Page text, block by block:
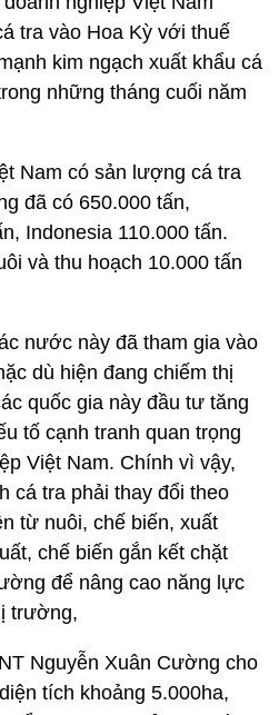
tra vào Hoa Kỳ với thuế
kim ngạch xuất khẩu cá
những tháng cuối năm
Nam có sản lượng cá tra
đã có 650.000 tấn,
Indonesia 110.000 tấn.
và thu hoạch 10.000 tấn
nước này đã tham gia vào
dù hiện đang chiếm thị
quốc gia này đầu tư tăng
tố cạnh tranh quan trọng
Việt Nam. Chính vì vậy,
cá tra phải thay đổi theo
từ nuôi, chế biến, xuất
chế biến gắn kết chặt
để nâng cao năng lực
trường,
Nguyễn Xuân Cường cho
tích khoảng 5.000ha,